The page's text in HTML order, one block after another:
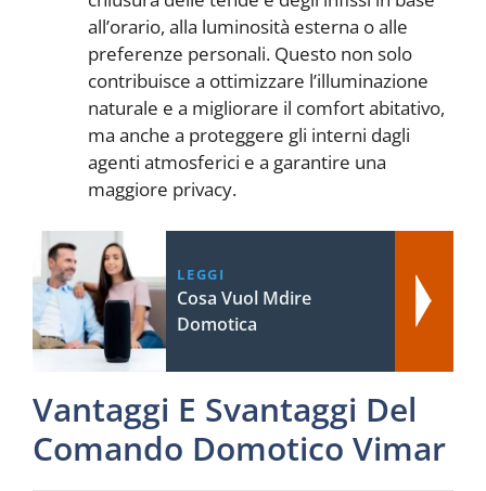
all’orario, alla luminosità esterna o alle
preferenze personali. Questo non solo
contribuisce a ottimizzare l’illuminazione
naturale e a migliorare il comfort abitativo,
ma anche a proteggere gli interni dagli
agenti atmosferici e a garantire una
maggiore privacy.
LEGGI
Cosa Vuol Mdire
Domotica
Vantaggi E Svantaggi Del
Comando Domotico Vimar